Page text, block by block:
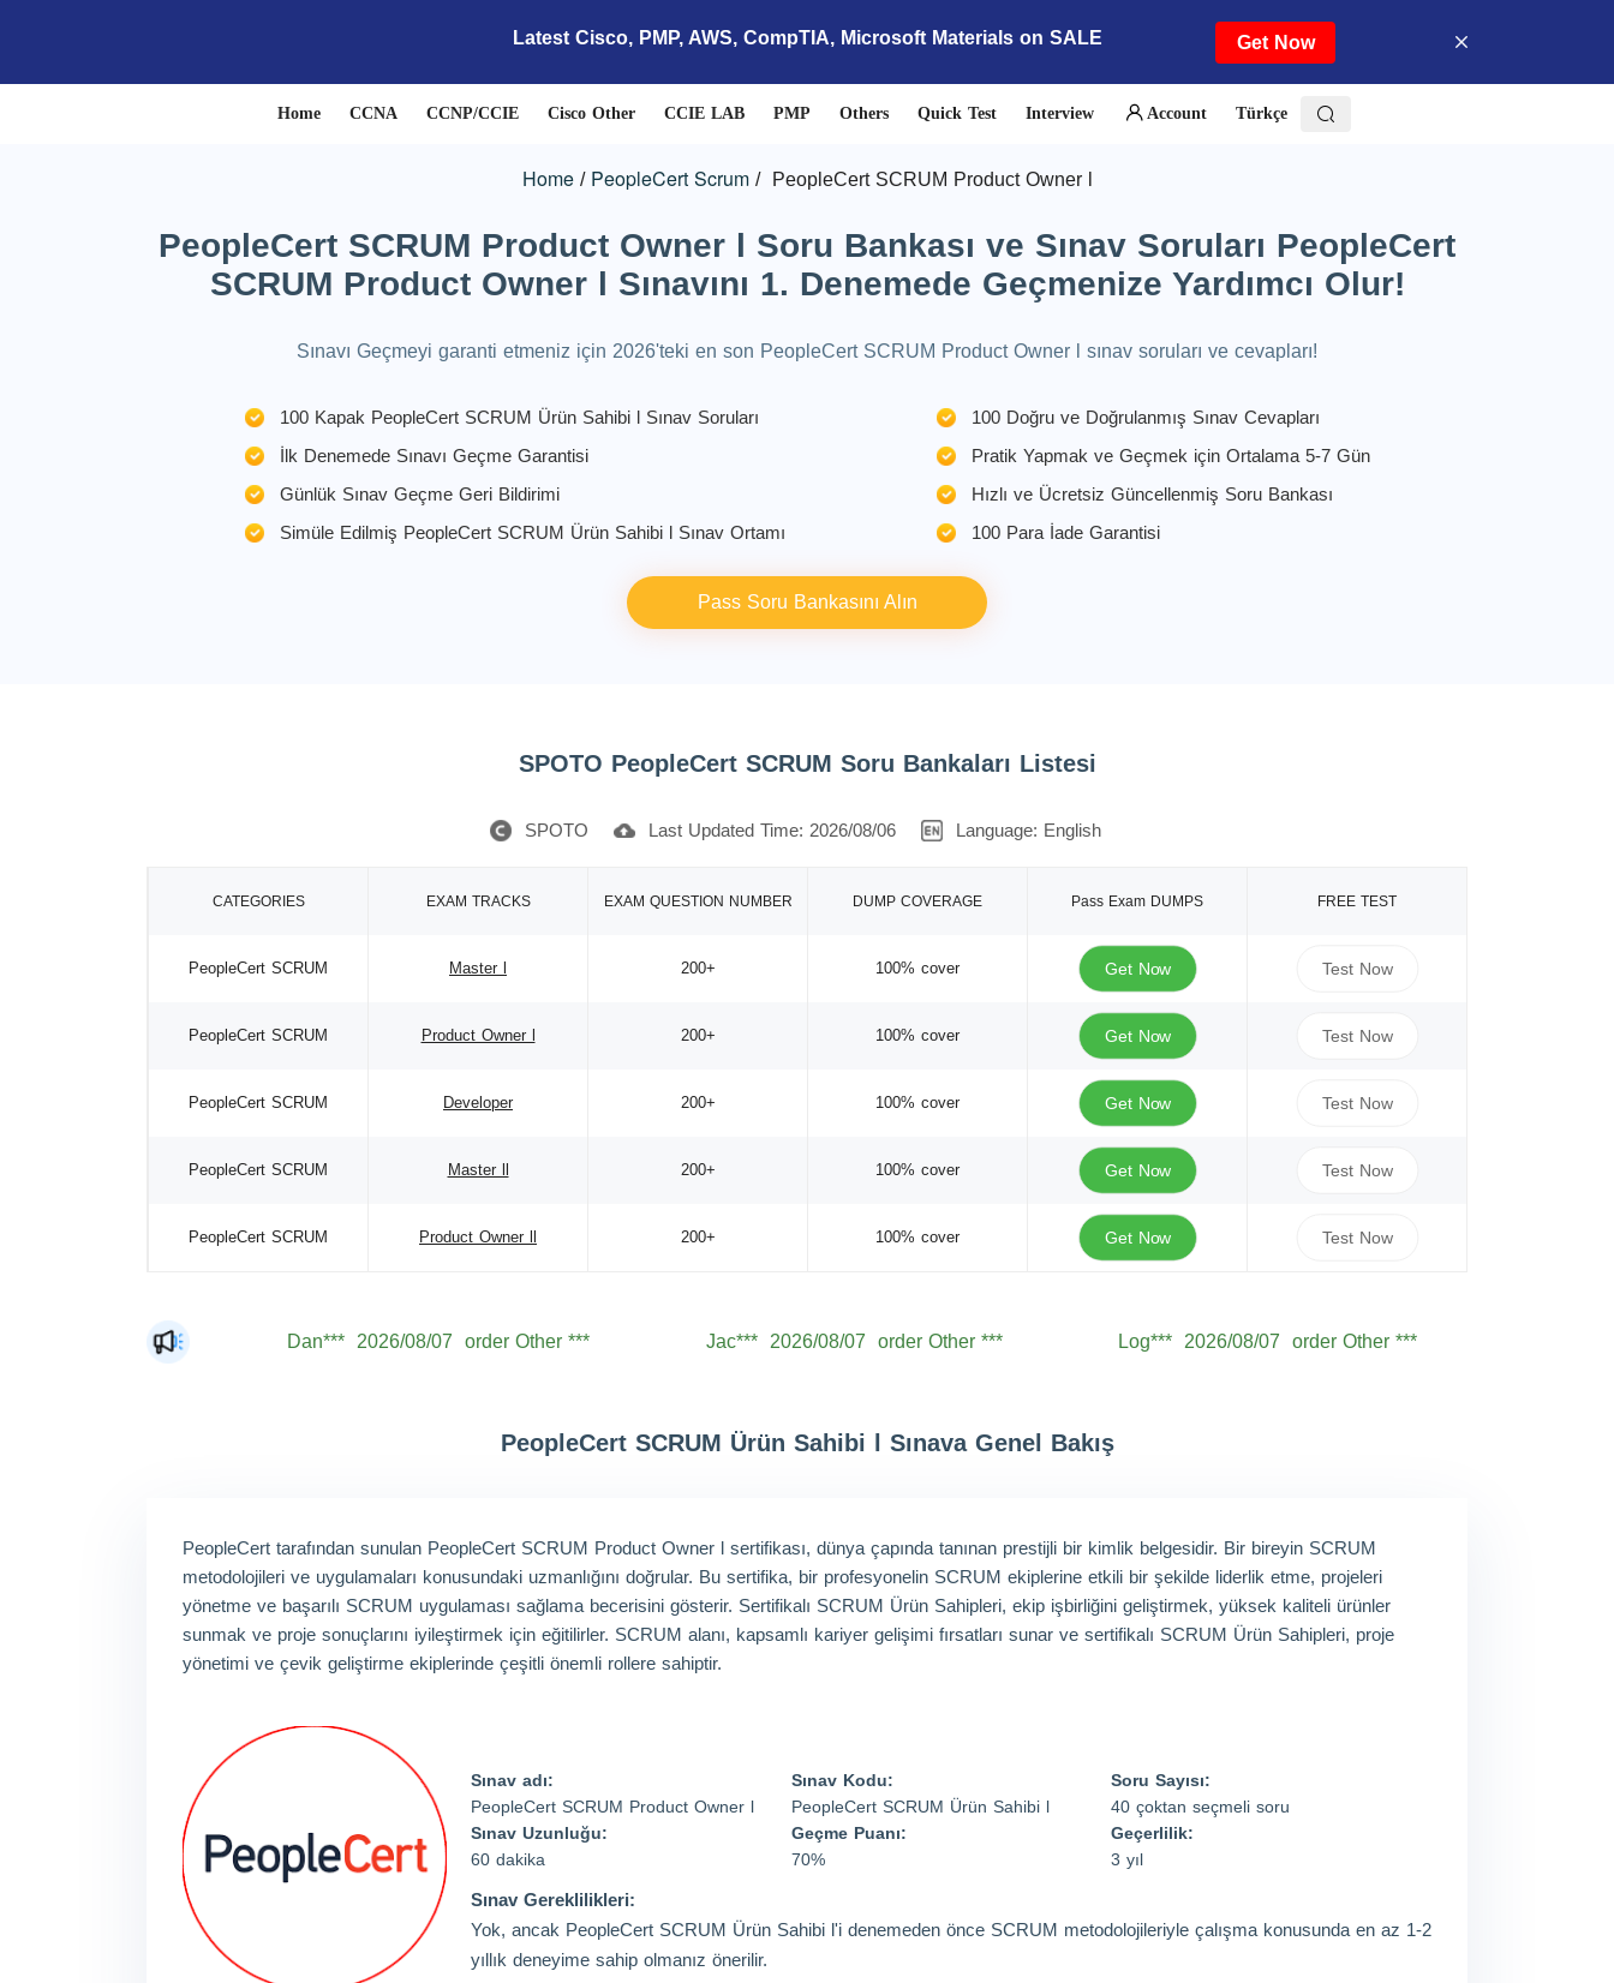
Latest Cisco, PMP, AWS, CompTIA, Microsoft Materials on SALE Get Now
Home CCNA CCNP/CCIE Cisco Other CCIE LAB PMP Others Quick Test Interview Account Türkçe
Home PeopleCert Scrum PeopleCert SCRUM Product Owner l
PeopleCert SCRUM Product Owner l Soru Bankası ve Sınav Soruları PeopleCert
SCRUM Product Owner l Sınavını 1. Denemede Geçmenize Yardımcı Olur!
Sınavı Geçmeyi garanti etmeniz için 2026'teki en son PeopleCert SCRUM Product Owner l sınav soruları ve cevapları!
100 Kapak PeopleCert SCRUM Ürün Sahibi l Sınav Soruları
İlk Denemede Sınavı Geçme Garantisi
Günlük Sınav Geçme Geri Bildirimi
Simüle Edilmiş PeopleCert SCRUM Ürün Sahibi l Sınav Ortamı
100 Doğru ve Doğrulanmış Sınav Cevapları
Pratik Yapmak ve Geçmek için Ortalama 5-7 Gün
Hızlı ve Ücretsiz Güncellenmiş Soru Bankası
100 Para İade Garantisi
Pass Soru Bankasını Alın
SPOTO PeopleCert SCRUM Soru Bankaları Listesi
SPOTO Last Updated Time: 2026/08/06 Language: English
CATEGORIES EXAM TRACKS EXAM QUESTION NUMBER DUMP COVERAGE Pass Exam DUMPS FREE TEST
PeopleCert SCRUM Master l 200+ 100% cover Get Now Test Now
PeopleCert SCRUM Product Owner l 200+ 100% cover Get Now Test Now
PeopleCert SCRUM Developer 200+ 100% cover Get Now Test Now
PeopleCert SCRUM Master ll 200+ 100% cover Get Now Test Now
PeopleCert SCRUM Product Owner ll 200+ 100% cover Get Now Test Now
Jac*** 2026/08/07 order Other *** Lev*** 2026/08/07 order Other *** Seb*** 2026/08/07 order Other ***
order Other *** Aid*** 2026/08/07 order Other *** Sam***
2026/08/07 order Other *** Hen*** 2026/08/07 order Other *** Ale*** 2026/08/07 order Other ***
Mas*** 2026/08/07 order Other *** Mic*** 2026/08/07 order Other *** Eth*** 2026/08/07 order Other ***
PeopleCert SCRUM Ürün Sahibi l Sınava Genel Bakış
PeopleCert tarafından sunulan PeopleCert SCRUM Product Owner l sertifikası, dünya çapında tanınan prestijli bir kimlik belgesidir. Bir bireyin SCRUM
metodolojileri ve uygulamaları konusundaki uzmanlığını doğrular. Bu sertifika, bir profesyonelin SCRUM ekiplerine etkili bir şekilde liderlik etme, projeleri
yönetme ve başarılı SCRUM uygulaması sağlama becerisini gösterir. Sertifikalı SCRUM Ürün Sahipleri, ekip işbirliğini geliştirmek, yüksek kaliteli ürünler
sunmak ve proje sonuçlarını iyileştirmek için eğitilirler. SCRUM alanı, kapsamlı kariyer gelişimi fırsatları sunar ve sertifikalı SCRUM Ürün Sahipleri, proje
yönetimi ve çevik geliştirme ekiplerinde çeşitli önemli rollere sahiptir.
Sınav adı:
PeopleCert SCRUM Product Owner l
Sınav Kodu:
PeopleCert SCRUM Ürün Sahibi l
Soru Sayısı:
40 çoktan seçmeli soru
Sınav Uzunluğu:
60 dakika
Geçme Puanı:
70%
Geçerlilik:
3 yıl
Sınav Gereklilikleri:
Yok, ancak PeopleCert SCRUM Ürün Sahibi l'i denemeden önce SCRUM metodolojileriyle çalışma konusunda en az 1-2
yıllık deneyime sahip olmanız önerilir.